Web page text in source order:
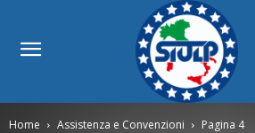
Home Assistenza e Convenzioni Pagina 4